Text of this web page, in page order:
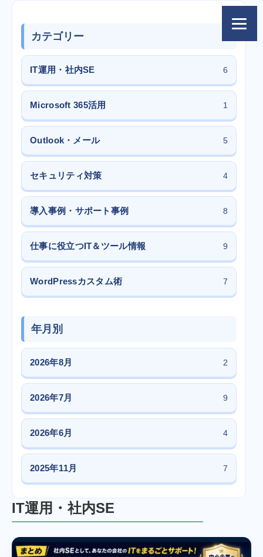
カテゴリー
IT運用・社内SE 6
Microsoft 365活用 1
Outlook・メール 5
セキュリティ対策 4
導入事例・サポート事例 8
仕事に役立つIT＆ツール情報 9
WordPressカスタム術 7
年月別
2026年8月 2
2026年7月 9
2026年6月 4
2025年11月 7
IT運用・社内SE